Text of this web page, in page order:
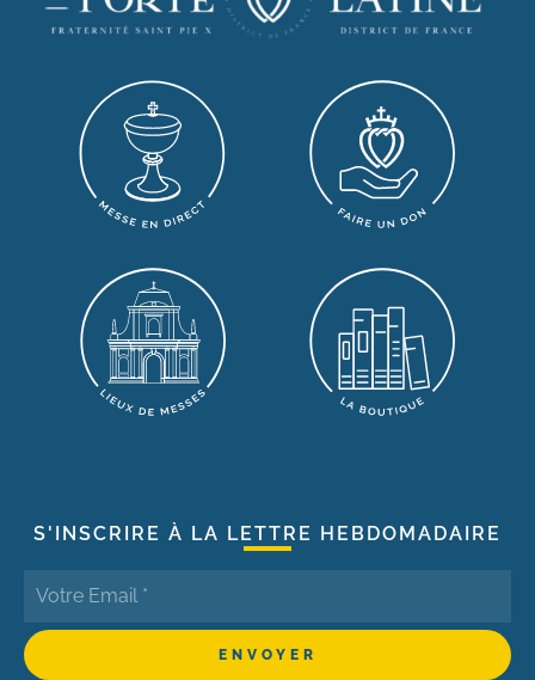
S'INSCRIRE À LA LETTRE HEBDOMADAIRE